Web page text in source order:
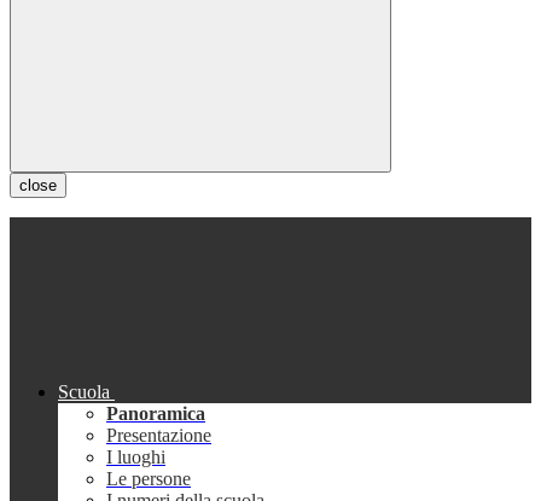
close
Scuola
Panoramica
Presentazione
I luoghi
Le persone